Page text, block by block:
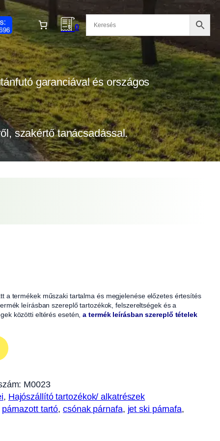
0
garanciával és országos
szakértő tanácsadással.
a termékek műszaki tartalma és megjelenése előzetes értesítés
leírásban szereplő tartozékok, felszereltségek és a
közötti eltérés esetén,a termék leírásban szereplő tételek
M0023
, Hajószállító tartozékok/ alkatrészek
párnazott tartó, csónak párnafa, jet ski párnafa